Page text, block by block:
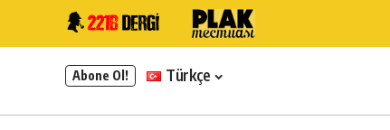
Abone Ol! Türkçe